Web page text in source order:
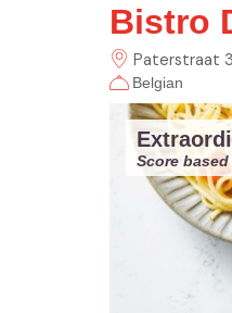
Bistro
Paterstraat
Belgian
Score